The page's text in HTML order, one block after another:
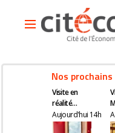
Main
Nos
Visite en
réalité
augmentée
Aujourd'hui 14h
Panneau de gestion des